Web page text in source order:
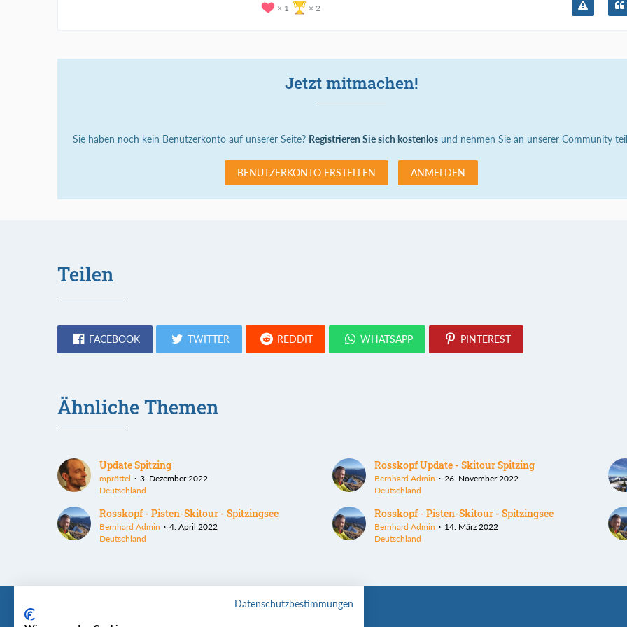
1 2
Jetzt mitmachen!
Sie haben noch kein Benutzerkonto auf unserer Seite? Registrieren Sie sich kostenlosund nehmen Sie an unserer Community
BENUTZERKONTO ERSTELLEN ANMELDEN
Teilen
FACEBOOK TWITTER REDDIT WHATSAPP PINTEREST
Ähnliche Themen
Update Spitzing
mpröttel
3. Dezember 2022
Deutschland
Rosskopf Update - Skitour Spitzing
Bernhard Admin
26. November 2022
Deutschland
Rosskopf - Pisten-Skitour - Spitzingsee
Bernhard Admin
4. April 2022
Deutschland
Rosskopf - Pisten-Skitour - Spitzingsee
Bernhard Admin
14. März 2022
Deutschland
Datenschutzbestimmungen